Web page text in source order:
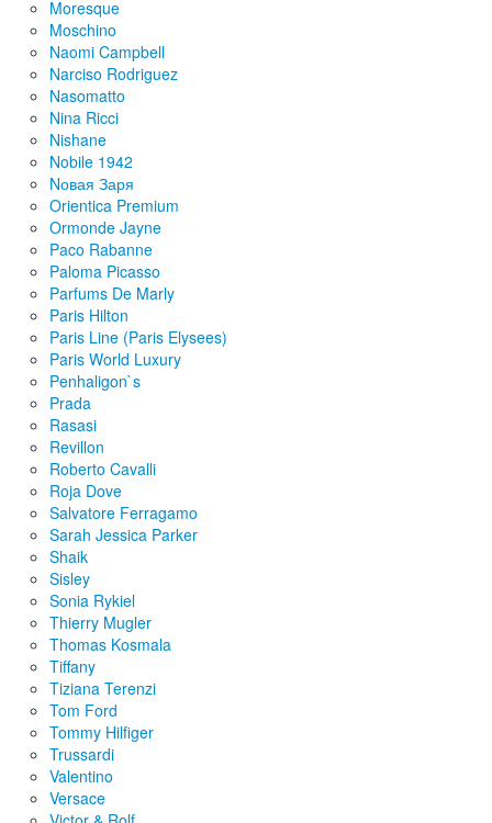
Moresque
Moschino
Naomi Campbell
Narciso Rodriguez
Nasomatto
Nina Ricci
Nishane
Nobile 1942
Nовая Заря
Orientica Premium
Ormonde Jayne
Paco Rabanne
Paloma Picasso
Parfums De Marly
Paris Hilton
Paris Line (Paris Elysees)
Paris World Luxury
Penhaligon`s
Prada
Rasasi
Revillon
Roberto Cavalli
Roja Dove
Salvatore Ferragamo
Sarah Jessica Parker
Shaik
Sisley
Sonia Rykiel
Thierry Mugler
Thomas Kosmala
Tiffany
Tiziana Terenzi
Tom Ford
Tommy Hilfiger
Trussardi
Valentino
Versace